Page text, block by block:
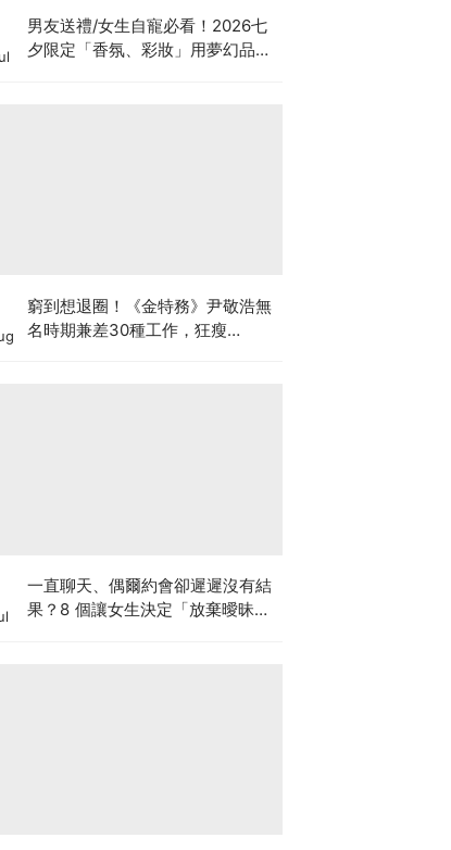
男友送禮/女生自寵必看！2026七
夕限定「香氛、彩妝」用夢幻品項
窮到想退圈！《金特務》尹敬浩無
名時期兼差30種工作，狂瘦
一直聊天、偶爾約會卻遲遲沒有結
果？8 個讓女生決定「放棄曖昧」